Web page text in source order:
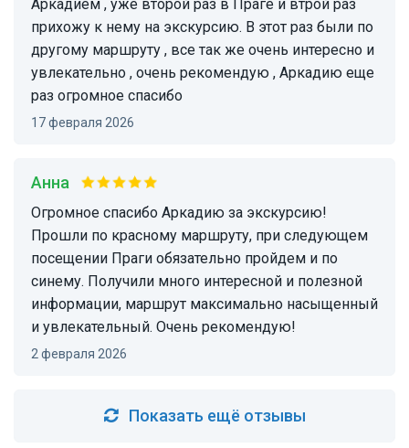
Аркадием , уже второй раз в Праге и втрой раз
прихожу к нему на экскурсию. В этот раз были по
другому маршруту , все так же очень интересно и
увлекательно , очень рекомендую , Аркадию еще
раз огромное спасибо
17 февраля 2026
Анна
Огромное спасибо Аркадию за экскурсию!
Прошли по красному маршруту, при следующем
посещении Праги обязательно пройдем и по
синему. Получили много интересной и полезной
информации, маршрут максимально насыщенный
и увлекательный. Очень рекомендую!
2 февраля 2026
Показать ещё отзывы